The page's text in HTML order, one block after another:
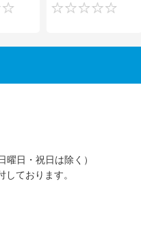
0
日・祝日は除く）
ております。